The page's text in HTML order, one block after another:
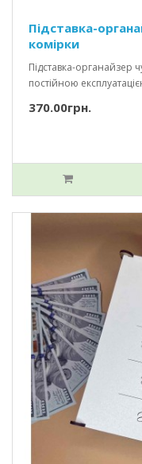
Підставка-
комірки
Підставка-
постійною
370.00грн.